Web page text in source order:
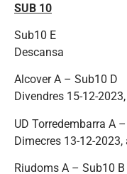
SUB 10
Sub10 E
Descansa
Alcover A – Sub10 D
Divendres 15-12-
UD Torredembarra A
Dimecres 13-12-
Riudoms A – Sub10 B